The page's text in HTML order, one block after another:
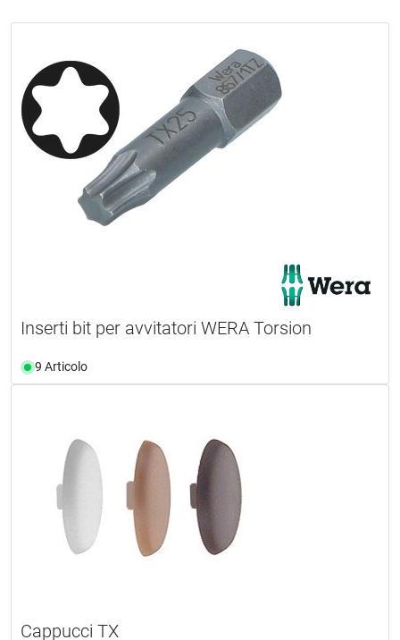
Inserti bit per avvitatori WERA Torsion
9 Articolo
Cappucci TX